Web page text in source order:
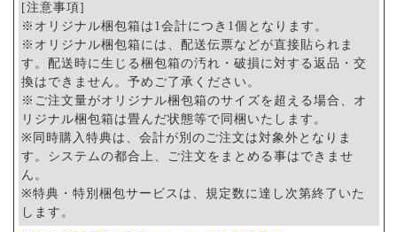
[注意事項]
※オリジナル梱包箱は1会計につき1個となります。
※オリジナル梱包箱には、配送伝票などが直接貼られま
す。配送時に生じる梱包箱の汚れ・破損に対する返品・交
換はできません。予めご了承ください。
※ご注文量がオリジナル梱包箱のサイズを超える場合、オ
リジナル梱包箱は畳んだ状態等で同梱いたします。
※同時購入特典は、会計が別のご注文は対象外となりま
す。システムの都合上、ご注文をまとめる事はできませ
ん。
※特典・特別梱包サービスは、規定数に達し次第終了いた
します。